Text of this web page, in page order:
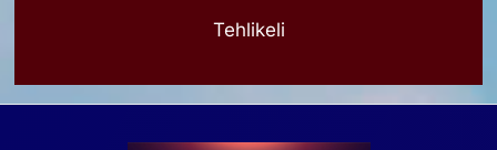
Tehlikeli